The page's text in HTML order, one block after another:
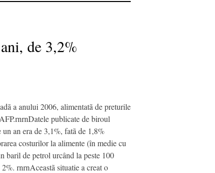
de 3,2%
a anului 2006, alimentatã de preturile
publicate de biroul
an era de 3,1%, fatã de 1,8%
costurilor la alimente (în medie cu
baril de petrol urcând la peste 100
rnrnAceastã situatie a creat o